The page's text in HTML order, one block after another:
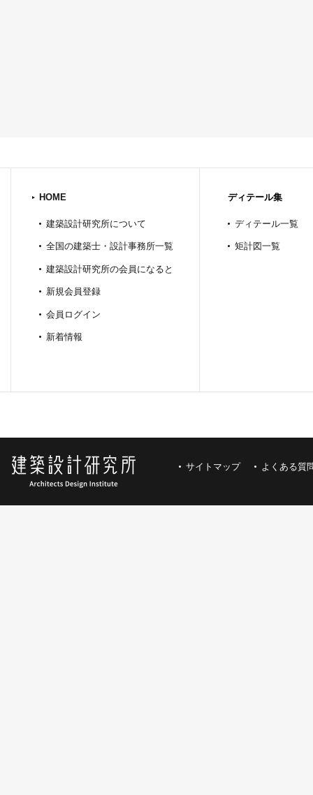
HOME
建築設計研究所について
全国の建築士・設計事務所一覧
建築設計研究所の会員になると
新規会員登録
会員ログイン
新着情報
ディテール集
ディテール一覧
矩計図一覧
サイトマップ よくある質